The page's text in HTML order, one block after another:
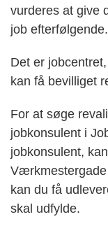
vurderes at give
job efterfølgende.
Det er
kan få bevilliget
For at søge
jobkonsulent i
jobkonsulent,
kan du få
skal udfylde.